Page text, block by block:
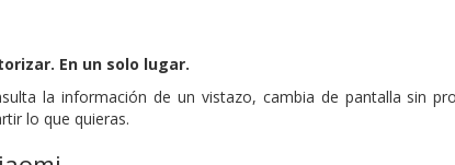
En un solo lugar.
la información de un vistazo, cambia de pantalla sin
lo que quieras.